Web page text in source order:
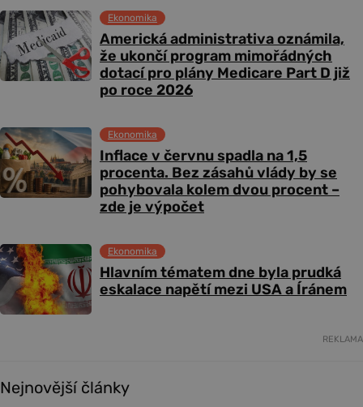
Americká administrativa oznámila,
že ukončí program mimořádných
dotací pro plány Medicare Part D již
po roce 2026
Ekonomika
Inflace v červnu spadla na 1,5
procenta. Bez zásahů vlády by se
pohybovala kolem dvou procent –
zde je výpočet
Ekonomika
Hlavním tématem dne byla prudká
eskalace napětí mezi USA a Íránem
Ekonomika
REKLAMA
Nejnovější články